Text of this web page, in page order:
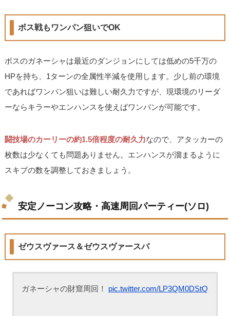
ボス戦もワンパン狙いでOK
ボスのガネーシャは最近のダンジョンにしては低めの5千万の
HPを持ち、1ターンの全属性半減を使用します。少し前の環境
であればワンパン狙いは難しい耐久力ですが、現環境のリーダ
ーならキラーやエンハンスを使えばワンパンが可能です。
闘技場のカーリーの約1.5倍程度の耐久力なので、アタッカーの
枚数は少なくても問題ありません。エンハンスが溜まるように
スキブの数を調整しておきましょう。
安定ノーコン攻略・高速周回パーティー(ソロ)
ゼウスヴァース＆ゼウスヴァースパ
ガネーシャの財窟周回！ pic.twitter.com/LP3QM0DStQ